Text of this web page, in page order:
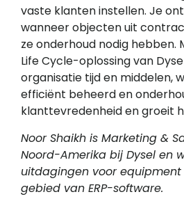
vaste klanten instellen. Je
wanneer objecten uit
ze onderhoud nodig hebben.
Life Cycle-oplossing van
organisatie tijd en middelen,
efficiënt beheerd en
klanttevredenheid en groeit
Noor Shaikh is Marketing &
Noord-Amerika bij Dysel en
uitdagingen voor
gebied van ERP-software.